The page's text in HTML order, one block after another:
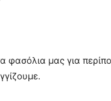
φασόλια μας για